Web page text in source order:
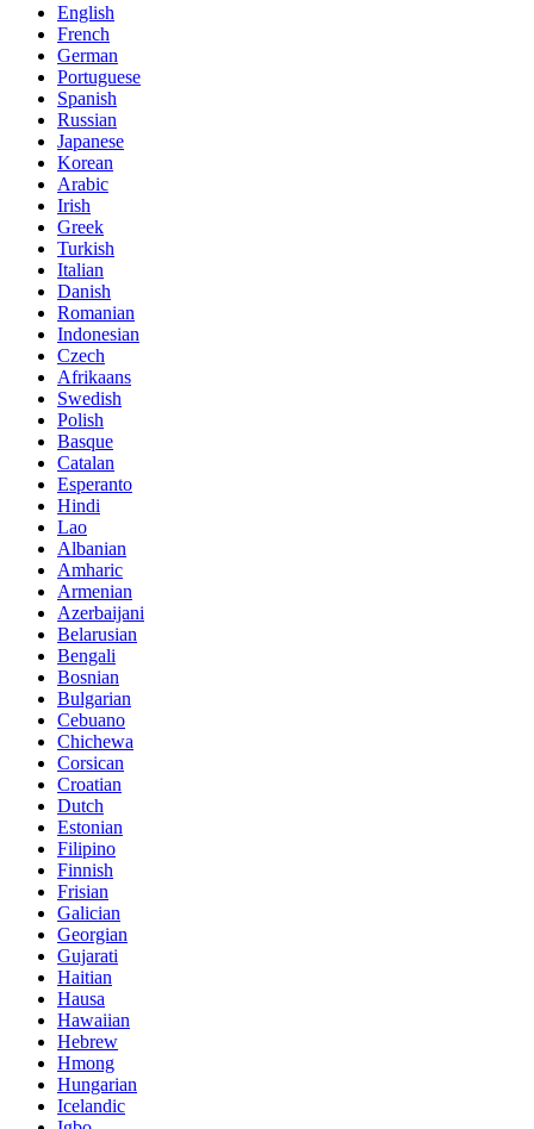
English
French
German
Portuguese
Spanish
Russian
Japanese
Korean
Arabic
Irish
Greek
Turkish
Italian
Danish
Romanian
Indonesian
Czech
Afrikaans
Swedish
Polish
Basque
Catalan
Esperanto
Hindi
Lao
Albanian
Amharic
Armenian
Azerbaijani
Belarusian
Bengali
Bosnian
Bulgarian
Cebuano
Chichewa
Corsican
Croatian
Dutch
Estonian
Filipino
Finnish
Frisian
Galician
Georgian
Gujarati
Haitian
Hausa
Hawaiian
Hebrew
Hmong
Hungarian
Icelandic